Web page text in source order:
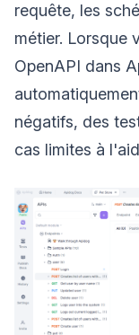
requête, les
métier. Lorsque
OpenAPI dans
négatifs, des
cas limites à